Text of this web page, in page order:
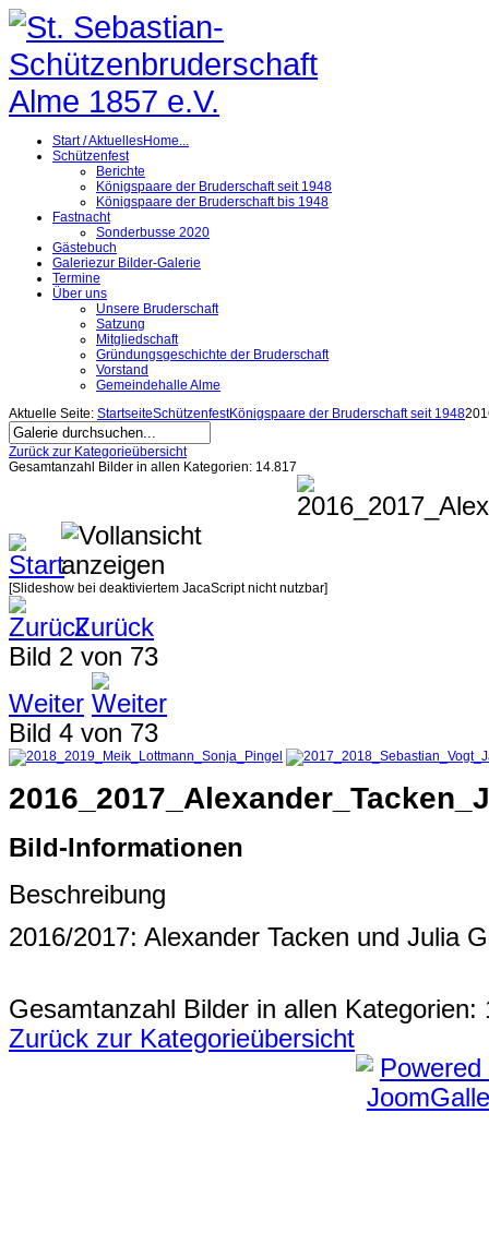
Start / AktuellesHome...
Schützenfest
Berichte
Königspaare der Bruderschaft seit 1948
Königspaare der Bruderschaft bis 1948
Fastnacht
Sonderbusse 2020
Gästebuch
Galeriezur Bilder-Galerie
Termine
Über uns
Unsere Bruderschaft
Satzung
Mitgliedschaft
Gründungsgeschichte der Bruderschaft
Vorstand
Gemeindehalle Alme
Aktuelle Seite: StartseiteSchützenfestKönigspaare der Bruderschaft seit 1948
Zurück zur Kategorieübersicht
Gesamtanzahl Bilder in allen Kategorien: 14.817
[Slideshow bei deaktiviertem JacaScript nicht nutzbar]
Zurück
Bild 2 von 73
Weiter
Bild 4 von 73
Bild-Informationen
Beschreibung
2016/2017: Alexander Tacken und Julia
Gesamtanzahl Bilder in allen Kategorien:
Zurück zur Kategorieübersicht